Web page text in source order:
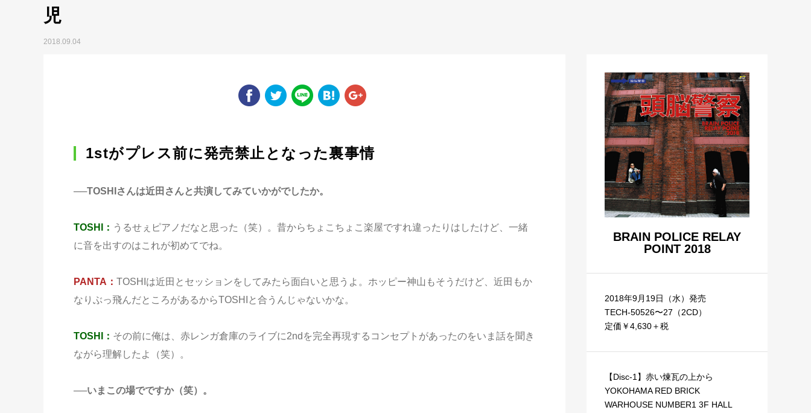
児
2018.09.04
1stがプレス前に発売禁止となった裏事情
──TOSHIさんは近田さんと共演してみていかがでしたか。
TOSHI： うるせぇピアノだなと思った（笑）。昔からちょこちょこ楽屋ですれ違ったりはしたけど、一緒
に音を出すのはこれが初めてでね。
PANTA： TOSHIは近田とセッションをしてみたら面白いと思うよ。ホッピー神山もそうだけど、近田もか
なりぶっ飛んだところがあるからTOSHIと合うんじゃないかな。
TOSHI： その前に俺は、赤レンガ倉庫のライブに2ndを完全再現するコンセプトがあったのをいま話を聞き
ながら理解したよ（笑）。
──いまこの場でですか（笑）。
BRAIN POLICE RELAY
POINT 2018
2018年9月19日（水）発売
TECH-50526〜27（2CD）
定価￥4,630＋税
【Disc-1】赤い煉瓦の上から
YOKOHAMA RED BRICK
WARHOUSE NUMBER1 3F HALL